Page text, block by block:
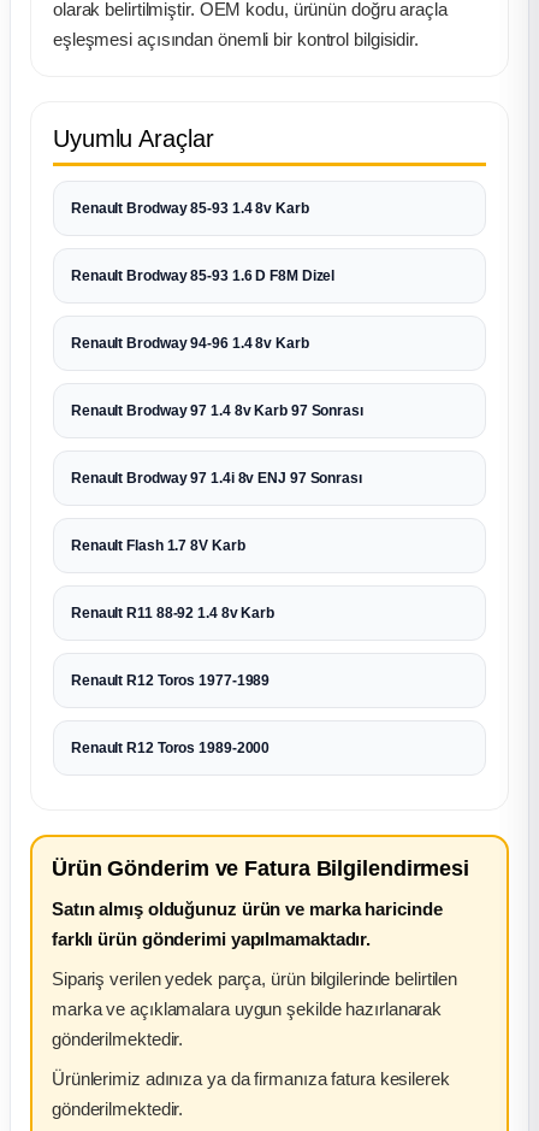
olarak belirtilmiştir. OEM kodu, ürünün doğru araçla
eşleşmesi açısından önemli bir kontrol bilgisidir.
Uyumlu Araçlar
Renault Brodway 85-93 1.4 8v Karb
Renault Brodway 85-93 1.6 D F8M Dizel
Renault Brodway 94-96 1.4 8v Karb
Renault Brodway 97 1.4 8v Karb 97 Sonrası
Renault Brodway 97 1.4i 8v ENJ 97 Sonrası
Renault Flash 1.7 8V Karb
Renault R11 88-92 1.4 8v Karb
Renault R12 Toros 1977-1989
Renault R12 Toros 1989-2000
Ürün Gönderim ve Fatura Bilgilendirmesi
Satın almış olduğunuz ürün ve marka haricinde
farklı ürün gönderimi yapılmamaktadır.
Sipariş verilen yedek parça, ürün bilgilerinde belirtilen
marka ve açıklamalara uygun şekilde hazırlanarak
gönderilmektedir.
Ürünlerimiz adınıza ya da firmanıza fatura kesilerek
gönderilmektedir.